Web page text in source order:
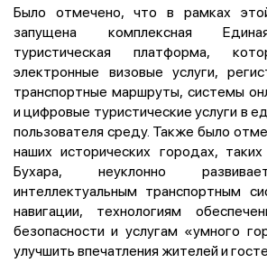
Было отмечено, что в рамках
запущена комплексная
туристическая платформа,
электронные визовые услуги,
транспортные маршруты, системы
и цифровые туристические услуги в
пользователя среду. Также было
наших исторических городах,
Бухара, неуклонно
интеллектуальным транспортным
навигации, технологиям
безопасности и услугам «умного
улучшить впечатления жителей и